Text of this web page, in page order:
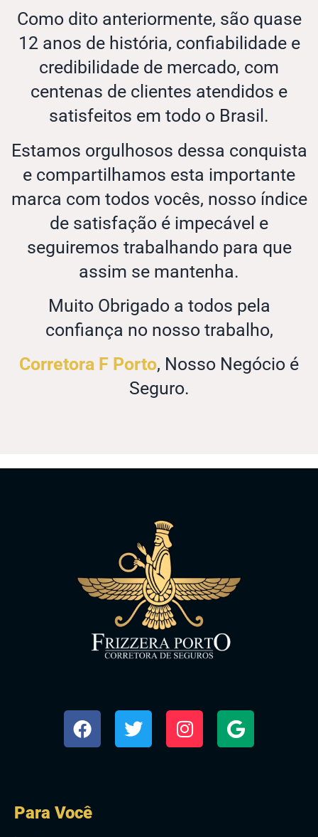
Como dito anteriormente, são quase
12 anos de história, confiabilidade e
credibilidade de mercado, com
centenas de clientes atendidos e
satisfeitos em todo o Brasil.
Estamos orgulhosos dessa conquista
e compartilhamos esta importante
marca com todos vocês, nosso índice
de satisfação é impecável e
seguiremos trabalhando para que
assim se mantenha.
Muito Obrigado a todos pela
confiança no nosso trabalho,
Corretora F Porto, Nosso Negócio é
Seguro.
Para Você